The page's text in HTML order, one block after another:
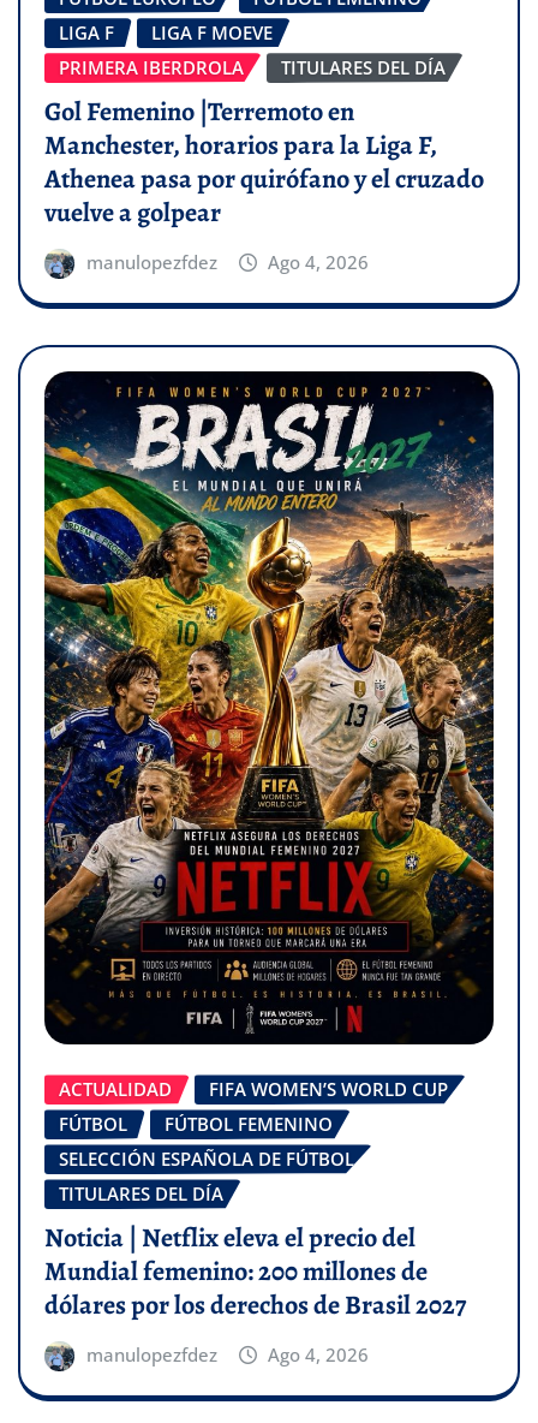
LIGA F
LIGA F MOEVE
PRIMERA IBERDROLA
TITULARES DEL DÍA
Gol Femenino |Terremoto en
Manchester, horarios para la Liga F,
Athenea pasa por quirófano y el cruzado
vuelve a golpear
manulopezfdez Ago 4, 2026
ACTUALIDAD
FIFA WOMEN’S WORLD CUP
FÚTBOL
FÚTBOL FEMENINO
SELECCIÓN ESPAÑOLA DE FÚTBOL
TITULARES DEL DÍA
Noticia | Netflix eleva el precio del
Mundial femenino: 200 millones de
dólares por los derechos de Brasil 2027
manulopezfdez Ago 4, 2026